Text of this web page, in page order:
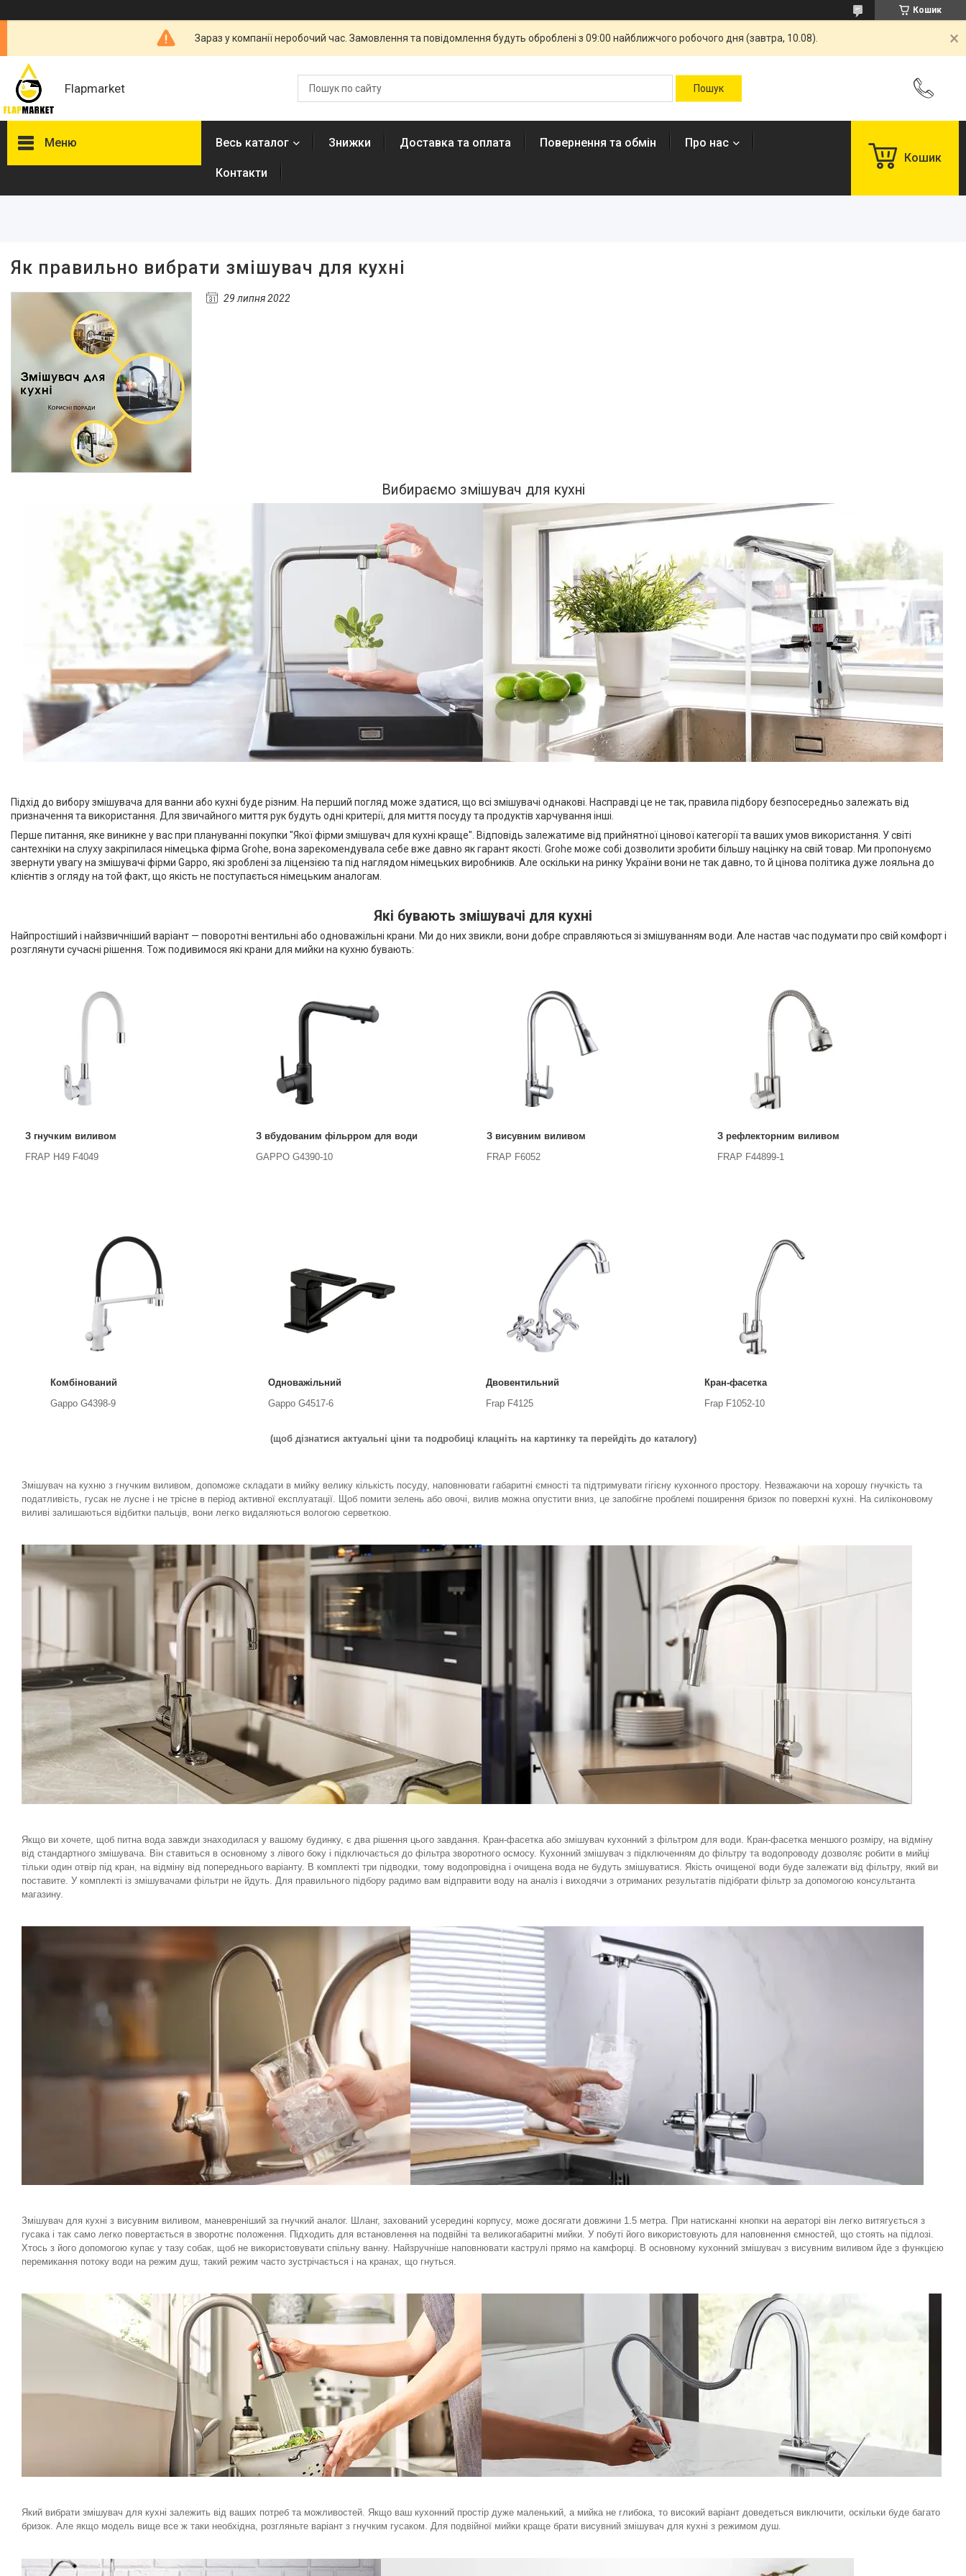
Кошик
Зараз у компанії неробочий час. Замовлення та повідомлення будуть оброблені з 09:00 найближчого робочого дня (завтра, 10.08).
Flapmarket
Меню
Душові трапи, дренажні
канали
Аксесуари для ванної
Запчастини та комплектуючі
Гнучкі шланги (підведення)
Кухонні мийки
Рушникосушарки
Матеріали для влаштування
теплої підлоги
арматура
Фільтри для води
Насосне обладнання
Інструмент
Пакувальні сантехнічні
Весь каталог Знижки Доставка та оплата Повернення та обмін Про нас
Контакти
Кошик
Як правильно вибрати змішувач для кухні
29 липня 2022
Вибираємо змішувач для кухні
Підхід до вибору змішувача для ванни або кухні буде різним. На перший погляд може здатися, що всі змішувачі однакові. Насправді це не так, правила підбору безпосередньо залежать від
призначення та використання. Для звичайного миття рук будуть одні критерії, для миття посуду та продуктів харчування інші.
Перше питання, яке виникне у вас при плануванні покупки "Якої фірми змішувач для кухні краще". Відповідь залежатиме від прийнятної цінової категорії та ваших умов використання. У світі
сантехніки на слуху закріпилася німецька фірма Grohe, вона зарекомендувала себе вже давно як гарант якості. Grohe може собі дозволити зробити більшу націнку на свій товар. Ми пропонуємо
звернути увагу на змішувачі фірми Gappo, які зроблені за ліцензією та під наглядом німецьких виробників. Але оскільки на ринку України вони не так давно, то й цінова політика дуже лояльна до
клієнтів з огляду на той факт, що якість не поступається німецьким аналогам.
Які бувають змішувачі для кухні
Найпростіший і найзвичніший варіант — поворотні вентильні або одноважільні крани. Ми до них звикли, вони добре справляються зі змішуванням води. Але настав час подумати про свій комфорт і
розглянути сучасні рішення. Тож подивимося які крани для мийки на кухню бувають:
З гнучким виливом
FRAP H49 F4049
З вбудованим фільрром для води
GAPPO G4390-10
З висувним виливом
FRAP F6052
З рефлекторним виливом
FRAP F44899-1
Комбінований
Gappo G4398-9
Одноважільний
Gappo G4517-6
Двовентильний
Frap F4125
Кран-фасетка
Frap F1052-10
(щоб дізнатися актуальні ціни та подробиці клацніть на картинку та перейдіть до каталогу)
Змішувач на кухню з гнучким виливом, допоможе складати в мийку велику кількість посуду, наповнювати габаритні ємності та підтримувати гігієну кухонного простору. Незважаючи на хорошу гнучкість та
податливість, гусак не лусне і не трісне в період активної експлуатації. Щоб помити зелень або овочі, вилив можна опустити вниз, це запобігне проблемі поширення бризок по поверхні кухні. На силіконовому
виливі залишаються відбитки пальців, вони легко видаляються вологою серветкою.
Якщо ви хочете, щоб питна вода завжди знаходилася у вашому будинку, є два рішення цього завдання. Кран-фасетка або змішувач кухонний з фільтром для води. Кран-фасетка меншого розміру, на відміну
від стандартного змішувача. Він ставиться в основному з лівого боку і підключається до фільтра зворотного осмосу. Кухонний змішувач з підключенням до фільтру та водопроводу дозволяє робити в мийці
тільки один отвір під кран, на відміну від попереднього варіанту. В комплекті три підводки, тому водопровідна і очищена вода не будуть змішуватися. Якість очищеної води буде залежати від фільтру, який ви
поставите. У комплекті із змішувачами фільтри не йдуть. Для правильного підбору радимо вам відправити воду на аналіз і виходячи з отриманих результатів підібрати фільтр за допомогою консультанта
магазину.
Змішувач для кухні з висувним виливом, маневреніший за гнучкий аналог. Шланг, захований усередині корпусу, може досягати довжини 1.5 метра. При натисканні кнопки на аераторі він легко витягується з
гусака і так само легко повертається в зворотнє положення. Підходить для встановлення на подвійні та великогабаритні мийки. У побуті його використовують для наповнення ємностей, що стоять на підлозі.
Хтось з його допомогою купає у тазу собак, щоб не використовувати спільну ванну. Найзручніше наповнювати каструлі прямо на камфорці. В основному кухонний змішувач з висувним виливом йде з функцією
перемикання потоку води на режим душ, такий режим часто зустрічається і на кранах, що гнуться.
Який вибрати змішувач для кухні залежить від ваших потреб та можливостей. Якщо ваш кухонний простір дуже маленький, а мийка не глибока, то високий варіант доведеться виключити, оскільки буде багато
бризок. Але якщо модель вище все ж таки необхідна, розгляньте варіант з гнучким гусаком. Для подвійної мийки краще брати висувний змішувач для кухні з режимом душ.